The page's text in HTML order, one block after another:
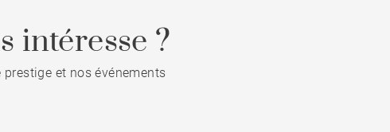
intéresse ?
et nos événements